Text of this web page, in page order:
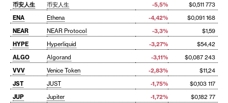
币安人生
币安人生 -5,5%
$0,511 773
ENA
Ethena -4,42%
$0,091 168
NEAR
NEAR Protocol -3,3%
$1,59
HYPE
Hyperliquid -3,27%
$54,42
ALGO
Algorand -3,11%
$0,087 243
VVV
Venice Token -2,83%
$11,24
JST
JUST -1,75%
$0,103 117
JUP
Jupiter -1,72%
$0,182 77